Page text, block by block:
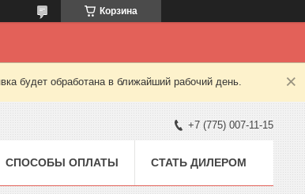
Корзина
будет обработана в ближайший рабочий день.
+7 (775) 007-11-15
СПОСОБЫ ОПЛАТЫ СТАТЬ ДИЛЕРОМ